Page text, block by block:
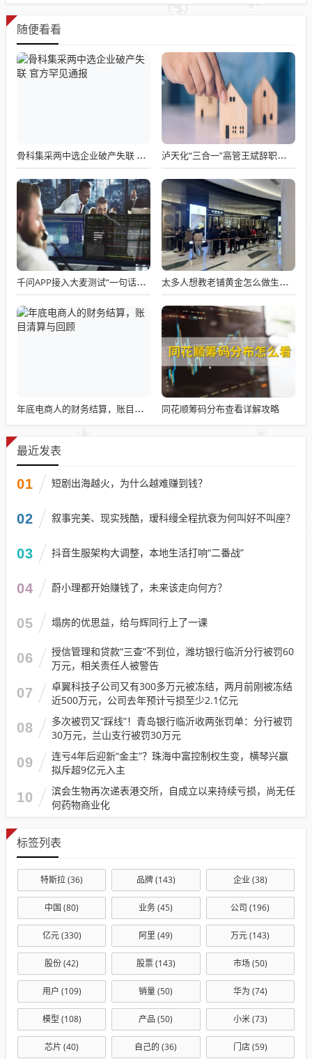
随便看看
骨科集采两中选企业破产失联 官方罕见通报 泸天化“三合一”高管王斌辞职：高管变动叠加财务、业绩双重压力，公司进入阶段性调整期
千问APP接入大麦测试“一句话买电影票” 太多人想教老铺黄金怎么做生意了
年底电商人的财务结算，账目清算与回顾 同花顺筹码分布查看详解攻略
最近发表
01 短剧出海越火，为什么越难赚到钱？
02 叙事完美、现实残酷，瑷科缦全程抗衰为何叫好不叫座？
03 抖音生服架构大调整，本地生活打响“二番战”
04 蔚小理都开始赚钱了，未来该走向何方？
05 塌房的优思益，给与辉同行上了一课
06
授信管理和贷款“三查”不到位，潍坊银行临沂分行被罚60
万元，相关责任人被警告
07
卓翼科技子公司又有300多万元被冻结，两月前刚被冻结
近500万元，公司去年预计亏损至少2.1亿元
08
多次被罚又“踩线”！青岛银行临沂收两张罚单：分行被罚
30万元，兰山支行被罚30万元
09
连亏4年后迎新“金主”？珠海中富控制权生变，横琴兴赢
拟斥超9亿元入主
10
滨会生物再次递表港交所，自成立以来持续亏损，尚无任
何药物商业化
标签列表
特斯拉(36) 品牌(143) 企业(38)
中国 (80) 业务(45) 公司 (196)
亿元(330) 阿里 (49) 万元(143)
股份(42) 股票(143) 市场(50)
用户 (109) 销量(50) 华为 (74)
模型 (108) 产品 (50) 小米(73)
芯片 (40) 自己的 (36) 门店(59)